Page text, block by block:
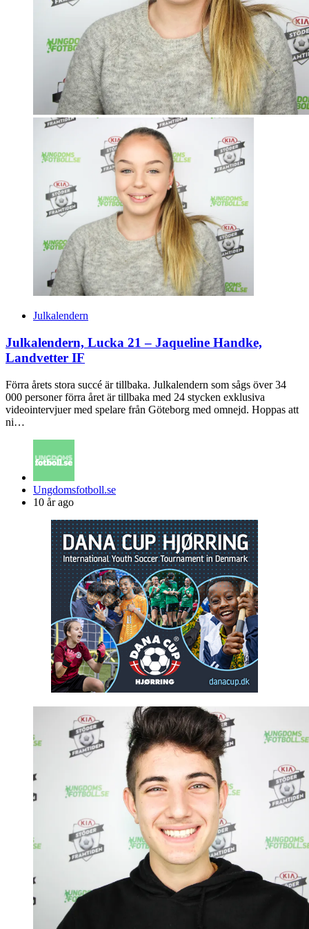
Julkalendern
Julkalendern, Lucka 21 – Jaqueline Handke,
Landvetter IF
Förra årets stora succé är tillbaka. Julkalendern som sågs över 34
000 personer förra året är tillbaka med 24 stycken exklusiva
videointervjuer med spelare från Göteborg med omnejd. Hoppas att
ni…
Posted
by
Ungdomsfotboll.se
10 år ago